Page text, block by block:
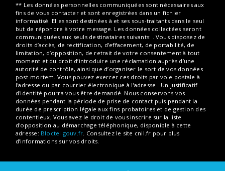
** Les données personnelles communiquées sont nécessaires aux
fins de vous contacter et sont enregistrées dans un fichier
informatisé. Elles sont destinées à et ses sous-traitants dans le seul
but de répondre à votre message. Les données collectées seront
communiquées aux seuls destinataires suivants: . Vous disposez de
droits d’accès, de rectification, d’effacement, de portabilité, de
limitation, d’opposition, de retrait de votre consentement à tout
moment et du droit d’introduire une réclamation auprès d’une
autorité de contrôle, ainsi que d’organiser le sort de vos données
post-mortem. Vous pouvez exercer ces droits par voie postale à
l'adresse ou par courrier électronique à l'adresse . Un justificatif
d'identité pourra vous être demandé. Nous conservons vos
données pendant la période de prise de contact puis pendant la
durée de prescription légale aux fins probatoires et de gestion des
contentieux. Vous avez le droit de vous inscrire sur la liste
d'opposition au démarchage téléphonique, disponible à cette
adresse: Bloctel.gouv.fr . Consultez le site cnil.fr pour plus
d’informations sur vos droits.